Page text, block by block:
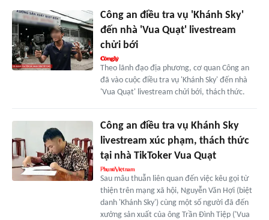
Công an điều tra vụ 'Khánh Sky'
đến nhà 'Vua Quạt' livestream
chửi bới
Theo lãnh đạo địa phương, cơ quan Công an
đã vào cuộc điều tra vụ 'Khánh Sky' đến nhà
'Vua Quạt' livestream chửi bới, thách thức.
Công an điều tra vụ Khánh Sky
livestream xúc phạm, thách thức
tại nhà TikToker Vua Quạt
Sau mâu thuẫn liên quan đến việc kêu gọi từ
thiện trên mạng xã hội, Nguyễn Văn Hợi (biệt
danh 'Khánh Sky') cùng một số người đã đến
xưởng sản xuất của ông Trần Đình Tiệp ('Vua